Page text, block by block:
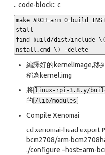
.. code-block:: c
make ARCH=arm O=build
stall
find build/dist/include
nstall.cmd \) -delete
編譯好的kernelImage,移
稱為kernel.img
將 linux-rpi-3.8.y/
的 /lib/modules
Compile Xenomai
cd xenomai-head export
bcm2708/arm-
./configure –host=arm-